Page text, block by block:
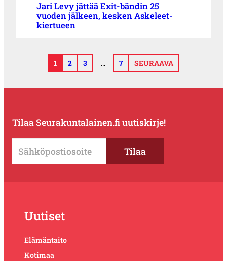
Jari Levy jättää Exit-bändin 25
vuoden jälkeen, kesken Askeleet-
kiertueen
1 2 3 … 7 SEURAAVA
Tilaa Seurakuntalainen.fi uutiskirje!
Uutiset
Elämäntaito
Kotimaa